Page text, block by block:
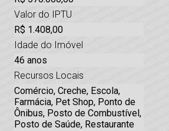
Valor do IPTU
R$ 1.408,00
Idade do Imóvel
46 anos
Recursos Locais
Comércio, Creche, Escola,
Farmácia, Pet Shop, Ponto de
Ônibus, Posto de Combustível,
Posto de Saúde, Restaurante